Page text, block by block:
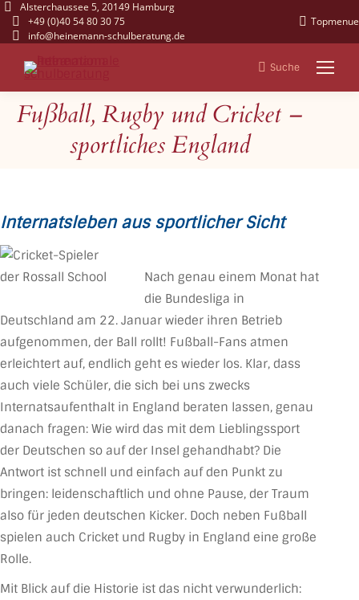
Alsterchaussee 5, 20149 Hamburg
+49 (0)40 54 80 30 75
info@heinemann-schulberatung.de
Topmenue
Search:
Suche
Fußball, Rugby und Cricket –
sportliches England
Sie befinden sich hier:
Internatsleben aus sportlicher Sicht
Nach genau einem Monat hat
die Bundesliga in
Deutschland am 22. Januar wieder ihren Betrieb
aufgenommen, der Ball rollt! Fußball-Fans atmen
erleichtert auf, endlich geht es wieder los. Klar, dass
auch viele Schüler, die sich bei uns zwecks
Internatsaufenthalt in England beraten lassen, genau
danach fragen: Wie wird das mit dem Lieblingssport
der Deutschen so auf der Insel gehandhabt? Die
Antwort ist schnell und einfach auf den Punkt zu
bringen: leidenschaftlich und ohne Pause, der Traum
also für jeden deutschen Kicker. Doch neben Fußball
spielen auch Cricket und Rugby in England eine große
Rolle.
Mit Blick auf die Historie ist das nicht verwunderlich: